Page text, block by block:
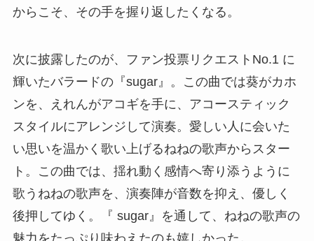
からこそ、その手を握り返したくなる。
次に披露したのが、ファン投票リクエストNo.1 に
輝いたバラードの『sugar』。この曲では葵がカホ
ンを、えれんがアコギを手に、アコースティック
スタイルにアレンジして演奏。愛しい人に会いた
い思いを温かく歌い上げるねねの歌声からスター
ト。この曲では、揺れ動く感情へ寄り添うように
歌うねねの歌声を、演奏陣が音数を抑え、優しく
後押してゆく。『 sugar』を通して、ねねの歌声の
魅力をたっぷり味わえたのも嬉しかった。